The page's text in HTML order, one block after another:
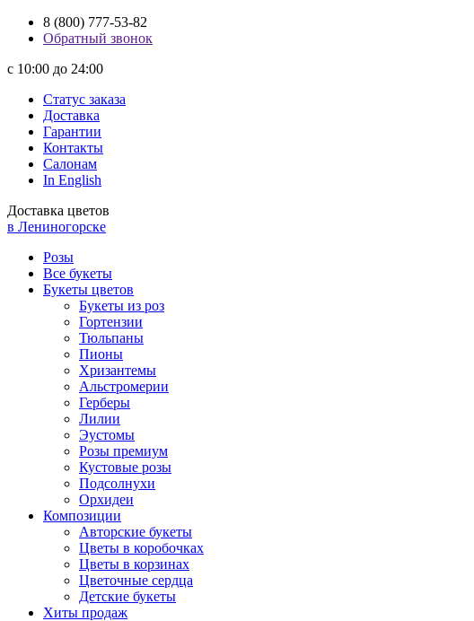
8 (800) 777-53-82
Обратный звонок
с 10:00 до 24:00
Статус заказа
Доставка
Гарантии
Контакты
Салонам
In English
Доставка цветов
в Лениногорске
Розы
Все букеты
Букеты цветов
Букеты из роз
Гортензии
Тюльпаны
Пионы
Хризантемы
Альстромерии
Герберы
Лилии
Эустомы
Розы премиум
Кустовые розы
Подсолнухи
Орхидеи
Композиции
Авторские букеты
Цветы в коробочках
Цветы в корзинах
Цветочные сердца
Детские букеты
Хиты продаж